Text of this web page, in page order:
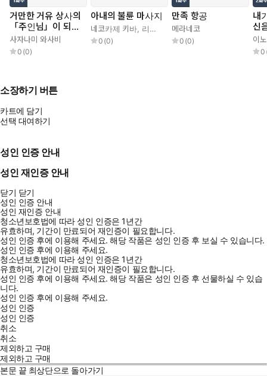
거만한 거유 상사의
「주인님」이 되었
다
사자나미 와사비
0 (0)
아내의 불륜 마사지
네코카제 키바, 리아루
0 (0)
만족 항공
메라네코
0 (0)
내
신
이
0
소장하기 버튼
카트에 담기
선택 대여하기
성인 인증 안내
성인 재인증 안내
닫기 닫기
성인 인증 안내
성인 재인증 안내
청소년보호법에 따라 성인 인증은 1년간
유효하며, 기간이 만료되어 재인증이 필요합니다.
성인 인증 후에 이용해 주세요.해당 작품은 성인 인증 후 보실 수 있습니다.
성인 인증 후에 이용해 주세요.
청소년보호법에 따라 성인 인증은 1년간
유효하며, 기간이 만료되어 재인증이 필요합니다.
성인 인증 후에 이용해 주세요.해당 작품은 성인 인증 후 선물하실 수 있습
니다.
성인 인증 후에 이용해 주세요.
성인 인증
성인 인증
취소
취소
제외하고 구매
제외하고 구매
본문 끝 최상단으로 돌아가기